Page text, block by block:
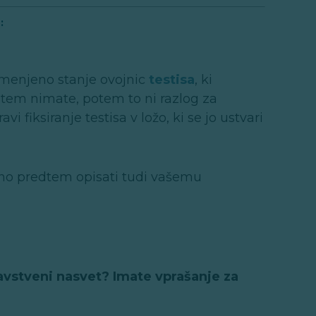
:
stanje ovojnic testisa, ki
nimate, potem to ni razlog za
fiksiranje testisa v ložo, ki se jo ustvari
predtem opisati tudi vašemu
nasvet? Imate vprašanje za